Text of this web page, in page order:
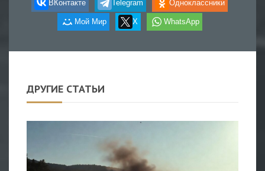
ВКонтакте Telegram Одноклассники
Мой Мир X WhatsApp
ДРУГИЕ СТАТЬИ